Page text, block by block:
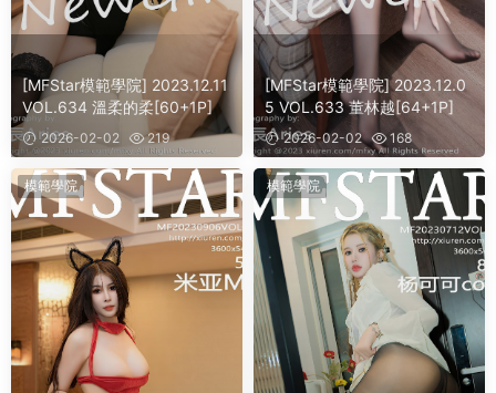
[MFStar模範學院] 2023.12.11
VOL.634 溫柔的柔[60+1P]
2026-02-02 219
[MFStar模範學院] 2023.12.0
5 VOL.633 董林越[64+1P]
2026-02-02 168
模範學院 模範學院